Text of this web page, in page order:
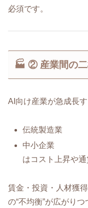
必須です。
🏭 ② 産業間の
AI向け産業が急成長す
伝統製造業
中小企業
はコスト上昇や通
賃金・投資・人材獲
の“不均衡”が広がりつ